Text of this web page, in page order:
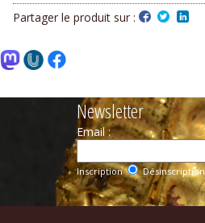
Partager le produit sur :
Newsletter
Email :
Inscription Désinscription